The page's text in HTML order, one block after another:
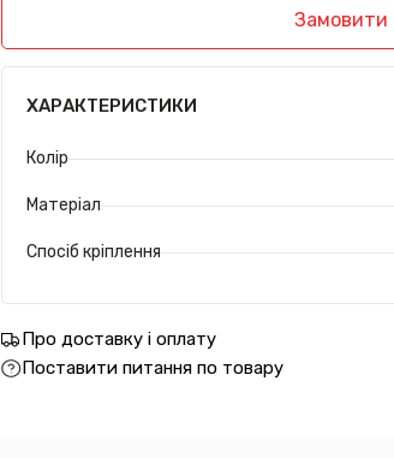
Замовити
ХАРАКТЕРИСТИКИ
Колір
Матеріал
Спосіб кріплення
Про доставку і оплату
Поставити питання по товару